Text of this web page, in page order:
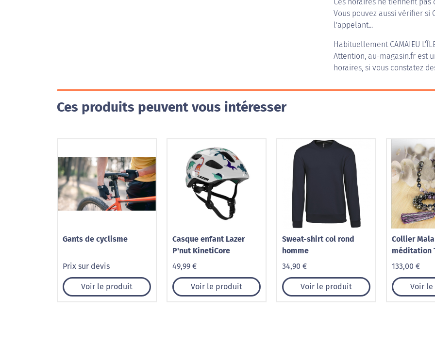
Vous pouvez aussi vérifier si
l'appelant...
Habituellement CAMAIEU
Attention, au-magasin.fr est
horaires, si vous constatez
Ces produits peuvent vous intéresser
Gants de cyclisme
Prix sur devis
Voir le produit
Casque enfant Lazer
P'nut KinetiCore
49,99 €
Voir le produit
Sweat-shirt col rond
homme
34,90 €
Voir le produit
Collier
méditation
133,00 €
Voir